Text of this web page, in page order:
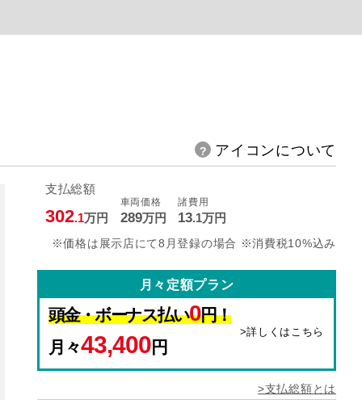
アイコンについて
支払総額
302.1万円
車両価格
289万円
諸費用
13.1万円
※価格は展示店にて8月登録の場合 ※消費税10%込み
月々定額プラン
頭金・ボーナス払い0円！
月々43,400円
>詳しくはこちら
>支払総額とは